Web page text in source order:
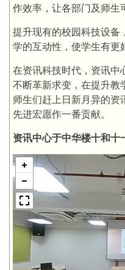
作效率，让各部门及师生
提升现有的校园科技设备
学的互动性，使学生有更
在资讯科技时代，资讯中
不断革新求变，在提升教
师生们赶上日新月异的资
先进宏愿作一番贡献。
资讯中心于中华楼十和十